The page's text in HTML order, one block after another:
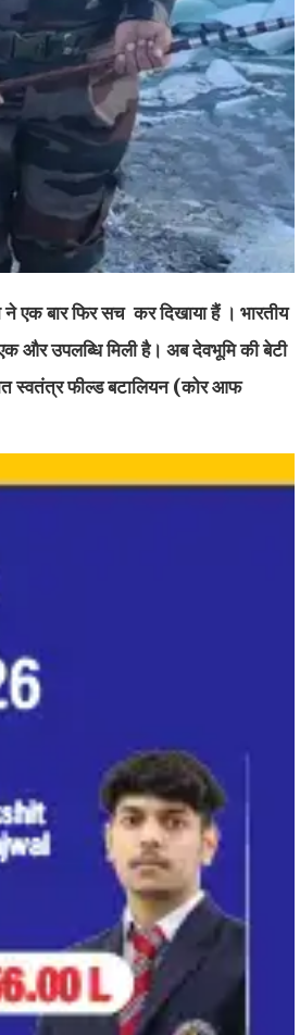
एक बार फिर सच कर दिखाया हैं । भारतीय
और उपलब्धि मिली है। अब देवभूमि की बेटी
स्वतंत्र फील्ड बटालियन (कोर आफ